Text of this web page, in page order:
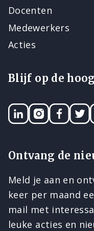
Docenten
Medewerkers
Acties
Blijf op de
LinkedINInstagram
Facebook
Ontvang de
Meld je aan en
keer per maand
mail met
leuke acties en